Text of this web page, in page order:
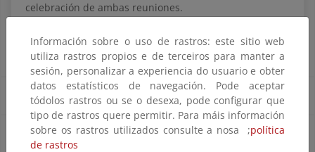
celebración de ambas reuniones.
Jornadas Informativas LIFE 2020
Noticias destacadas
Actualidad Fondos UE
Información sobre o uso de rastros: este sitio web
utiliza rastros propios e de terceiros para manter a
sesión, personalizar a experiencia do usuario e obter
datos estatísticos de navegación. Pode aceptar
tódolos rastros ou se o desexa, pode configurar que
tipo de rastros quere permitir. Para máis información
sobre os rastros utilizados consulte a nosa ;política
de rastros